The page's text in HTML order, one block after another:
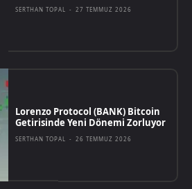
SERTHAN TOPAL - 27 TEMMUZ 2026
Lorenzo Protocol (BANK) Bitcoin
Getirisinde Yeni Dönemi Zorluyor
SERTHAN TOPAL - 26 TEMMUZ 2026